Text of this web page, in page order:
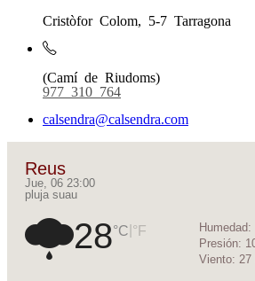
Cristòfor Colom, 5-7 Tarragona
(Camí de Riudoms)
977 310 764
calsendra@calsendra.com
Reus
Jue, 06 23:00
pluja suau
28°C °F Humedad:
Presión:
Viento: 27